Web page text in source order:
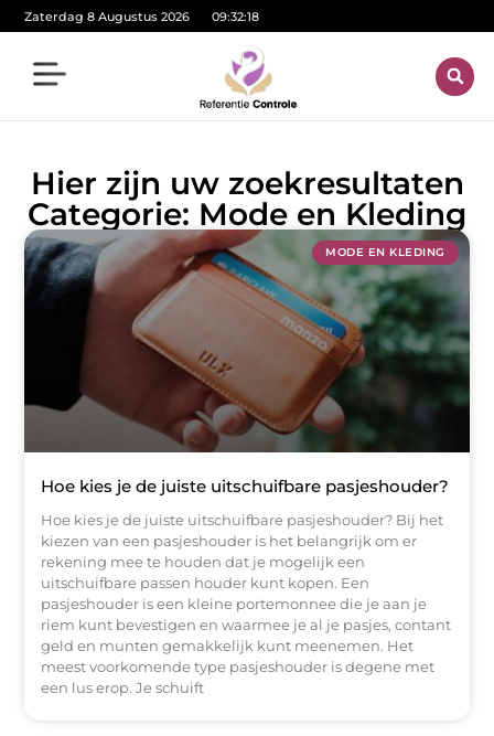
Zaterdag 8 Augustus 2026 09:32:18
Hier zijn uw zoekresultaten
Categorie: Mode en Kleding
MODE EN KLEDING
Hoe kies je de juiste uitschuifbare pasjeshouder?
Hoe kies je de juiste uitschuifbare pasjeshouder? Bij het
kiezen van een pasjeshouder is het belangrijk om er
rekening mee te houden dat je mogelijk een
uitschuifbare passen houder kunt kopen. Een
pasjeshouder is een kleine portemonnee die je aan je
riem kunt bevestigen en waarmee je al je pasjes, contant
geld en munten gemakkelijk kunt meenemen. Het
meest voorkomende type pasjeshouder is degene met
een lus erop. Je schuift